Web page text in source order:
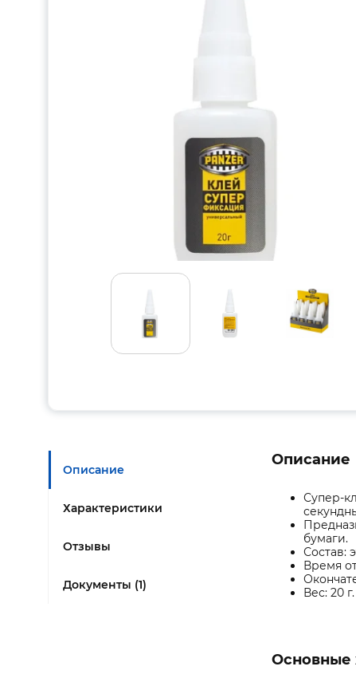
Описание
Характеристики
Отзывы
Документы (1)
Описание
Супер-
бумаги.
Состав:
Время
Вес: 20 г.
Основные